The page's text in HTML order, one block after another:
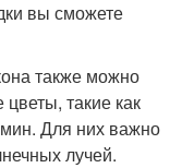
вы сможете
также можно
такие как
Для них важно
лучей.